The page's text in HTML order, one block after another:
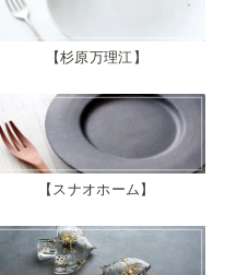
杉原万理江
スナオホーム